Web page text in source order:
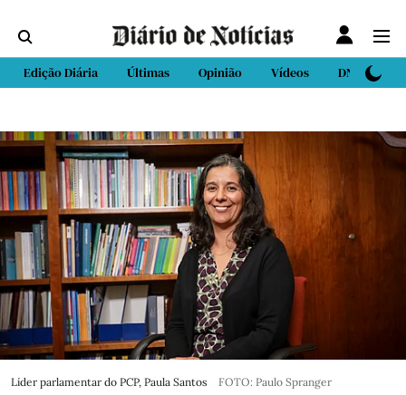
Edição Diária Últimas Opinião Vídeos DN Sport
Líder parlamentar do PCP, Paula Santos FOTO: Paulo Spranger